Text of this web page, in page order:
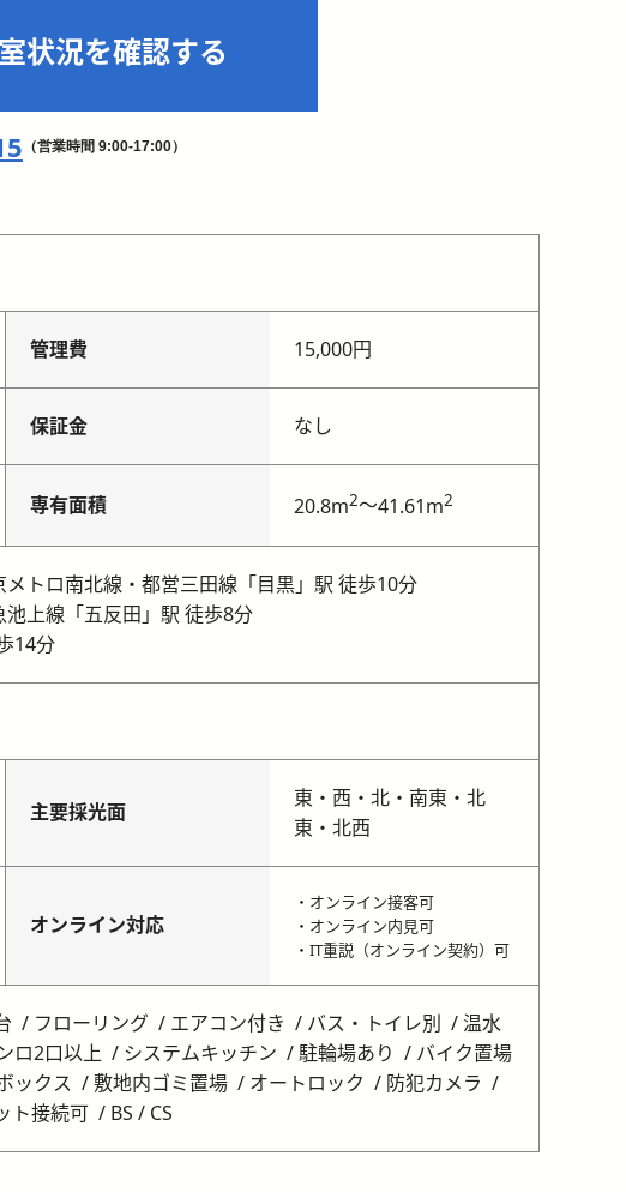
状況を確認する
（営業時間 9:00-17:00）
管理費 15,000円
保証金 なし
専有面積 20.8m2～41.61m2
メトロ南北線・都営三田線「目黒」駅 徒歩10分
池上線「五反田」駅 徒歩8分
14分
主要採光面
東・西・北・南東・北
東・北西
オンライン対応
・オンライン接客可
・オンライン内見可
・IT重説（オンライン契約）可
フローリング エアコン付き バス・トイレ別
温水
ロ2口以上 システムキッチン 駐輪場あり
バイク置場
ックス 敷地内ゴミ置場 オートロック
防犯カメラ
ト接続可 BS / CS